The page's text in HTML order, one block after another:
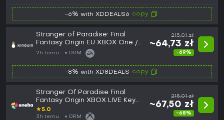
-6% with XDDEALS6 copy
Stranger of Paradise: Final
Fantasy Origin EU XBOX One /
Xbox Series X|S CD Key
2h temu DRM:
215,01 zł
~64,73 zł
-69%
-8% with XD8DEALS copy
Stranger Of Paradise Final
Fantasy Origin XBOX LIVE Key
EUROPE
★5.0
3h temu DRM:
215,01 zł
~67,50 zł
-68%